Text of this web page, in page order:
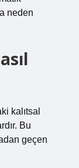
neden
kalıtsal
Bu
geçen